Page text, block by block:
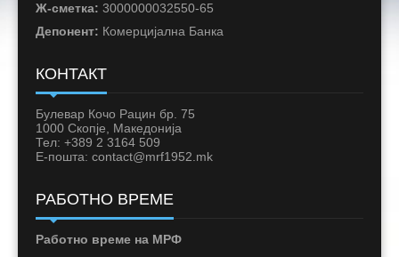
Ж-сметка: 3000000032550-65
Депонент: Комерцијална Банка
КОНТАКТ
Булевар Кочо Рацин бр. 75
1000 Скопје, Македонија
Тел: +389 2 3164 509
Е-пошта: contact@mrf1952.mk
РАБОТНО ВРЕМЕ
Работно време на МРФ